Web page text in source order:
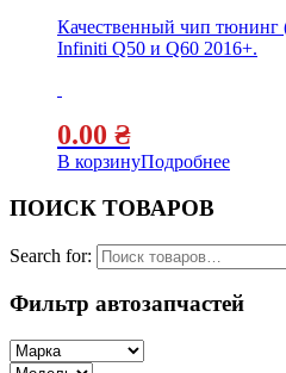
Качественный чип тюнинг
Infiniti Q50 и Q60 2016+.
0.00 ₴
В корзинуПодробнее
ПОИСК ТОВАРОВ
Search for:
Фильтр автозапчастей